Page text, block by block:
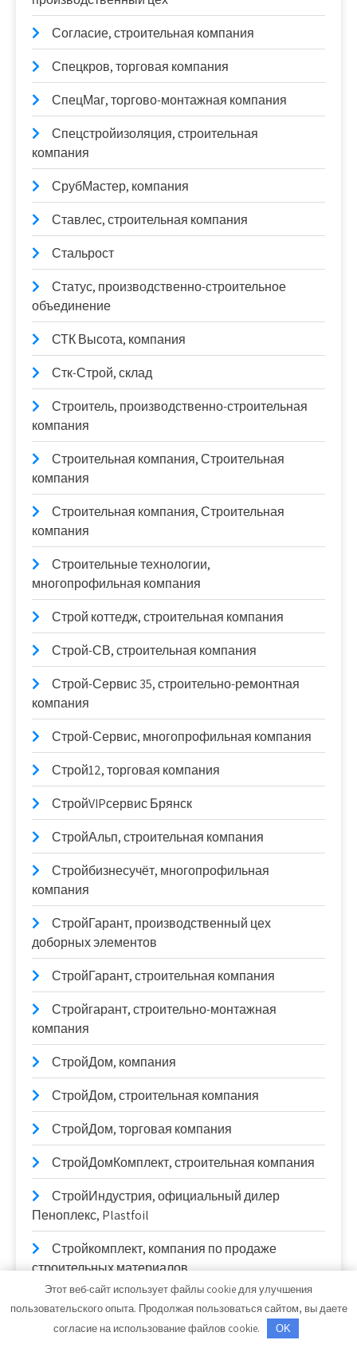
Согласие, строительная компания
Спецкров, торговая компания
СпецМаг, торгово-монтажная компания
Спецстройизоляция, строительная
компания
СрубМастер, компания
Ставлес, строительная компания
Стальрост
Статус, производственно-строительное
объединение
СТК Высота, компания
Стк-Строй, склад
Строитель, производственно-строительная
компания
Строительная компания, Строительная
компания
Строительная компания, Строительная
компания
Строительные технологии,
многопрофильная компания
Строй коттедж, строительная компания
Строй-СВ, строительная компания
Строй-Сервис 35, строительно-ремонтная
компания
Строй-Сервис, многопрофильная компания
Строй12, торговая компания
СтройVIPсервис Брянск
СтройАльп, строительная компания
Стройбизнесучёт, многопрофильная
компания
СтройГарант, производственный цех
доборных элементов
СтройГарант, строительная компания
Стройгарант, строительно-монтажная
компания
СтройДом, компания
СтройДом, строительная компания
СтройДом, торговая компания
СтройДомКомплект, строительная компания
СтройИндустрия, официальный дилер
Пеноплекс, Plastfoil
Стройкомплект, компания по продаже
строительных материалов
СтройКровРегион, производственный цех
Этот веб-сайт использует файлы cookie для улучшения
пользовательского опыта. Продолжая пользоваться сайтом, вы даете
согласие на использование файлов cookie.
OK